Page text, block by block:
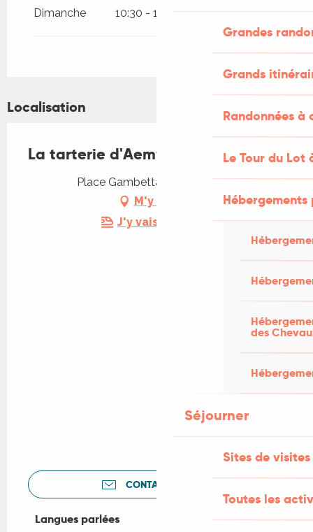
Grandes
Grands
Randonnées
Le Tour du Lot
des
Séjourner
Sites de visites
Toutes les
Dimanche 10:30 - 18:00
Localisation
La tarterie d'Aemy
Place Gambetta, 46600 Martel
M'y rendre
J'y vais en train !
CONTACTEZ-NOUS
Langues parlées
Langues parlées